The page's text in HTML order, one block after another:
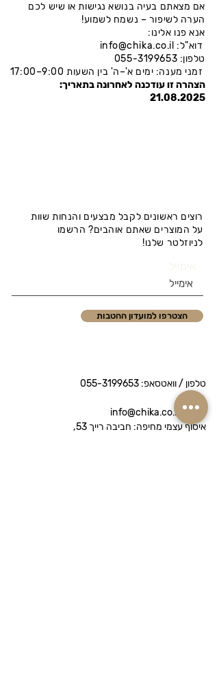
אם מצאתם בעיה בנושא נגישות או שיש לכם
הערה לשיפור – נשמח לשמוע!
אנא פנו אלינו:
דוא"ל: info@chika.co.il
טלפון: 055-3199653
זמני מענה: ימים א'–ה' בין השעות 9:00–17:00
הצהרה זו עודכנה לאחרונה בתאריך:
21.08.2025
טלפון / וואטסאפ: 055-3199653
אימייל: info@chika.co.il
איסוף עצמי מחיפה: חביבה רייך 53,
רוצים ראשונים לקבל מבצעים והנחות שוות
על המוצרים שאתם אוהבים? הרשמו
לניוזלטר שלנו!
הצטרפו למועדון ההטבות